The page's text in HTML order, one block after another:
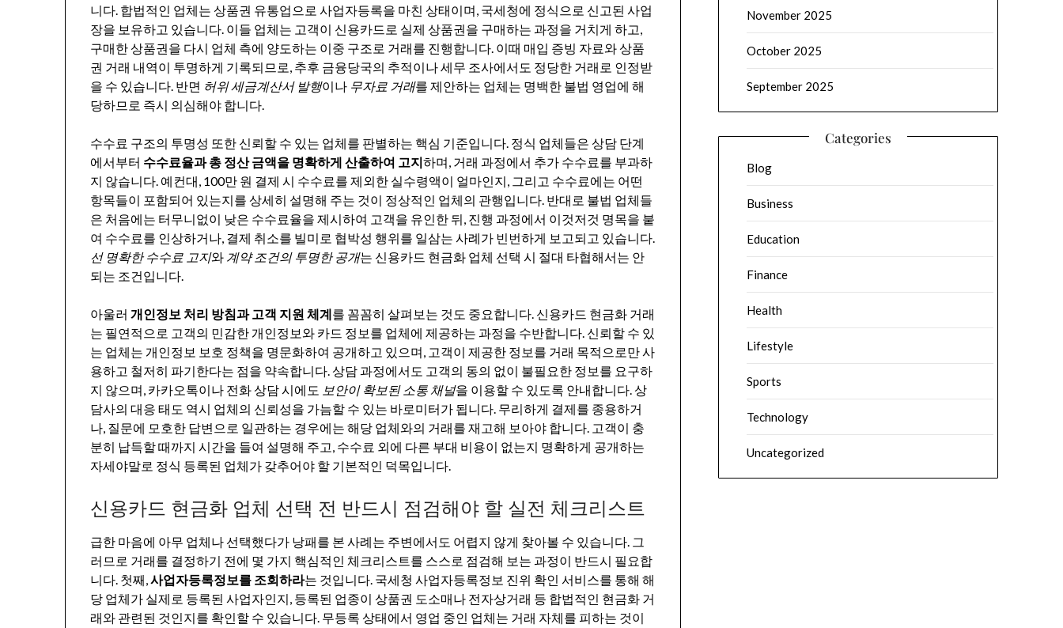
니다. 합법적인 업체는 상품권 유통업으로 사업자등록을 마친 상태이며, 국세청에 정식으로 신고된 사업
장을 보유하고 있습니다. 이들 업체는 고객이 신용카드로 실제 상품권을 구매하는 과정을 거치게 하고,
구매한 상품권을 다시 업체 측에 양도하는 이중 구조로 거래를 진행합니다. 이때 매입 증빙 자료와 상품
권 거래 내역이 투명하게 기록되므로, 추후 금융당국의 추적이나 세무 조사에서도 정당한 거래로 인정받
을 수 있습니다. 반면 허위 세금계산서 발행이나 무자료 거래를 제안하는 업체는 명백한 불법 영업에 해
당하므로 즉시 의심해야 합니다.
수수료 구조의 투명성 또한 신뢰할 수 있는 업체를 판별하는 핵심 기준입니다. 정식 업체들은 상담 단계
에서부터 수수료율과 총 정산 금액을 명확하게 산출하여 고지하며, 거래 과정에서 추가 수수료를 부과하
지 않습니다. 예컨대, 100만 원 결제 시 수수료를 제외한 실수령액이 얼마인지, 그리고 수수료에는 어떤
항목들이 포함되어 있는지를 상세히 설명해 주는 것이 정상적인 업체의 관행입니다. 반대로 불법 업체들
은 처음에는 터무니없이 낮은 수수료율을 제시하여 고객을 유인한 뒤, 진행 과정에서 이것저것 명목을 붙
여 수수료를 인상하거나, 결제 취소를 빌미로 협박성 행위를 일삼는 사례가 빈번하게 보고되고 있습니다.
선 명확한 수수료 고지와 계약 조건의 투명한 공개는 신용카드 현금화 업체 선택 시 절대 타협해서는 안
되는 조건입니다.
아울러개인정보 처리 방침과 고객 지원 체계를 꼼꼼히 살펴보는 것도 중요합니다. 신용카드 현금화 거래
는 필연적으로 고객의 민감한 개인정보와 카드 정보를 업체에 제공하는 과정을 수반합니다. 신뢰할 수 있
는 업체는 개인정보 보호 정책을 명문화하여 공개하고 있으며, 고객이 제공한 정보를 거래 목적으로만 사
용하고 철저히 파기한다는 점을 약속합니다. 상담 과정에서도 고객의 동의 없이 불필요한 정보를 요구하
지 않으며, 카카오톡이나 전화 상담 시에도 보안이 확보된 소통 채널을 이용할 수 있도록 안내합니다. 상
담사의 대응 태도 역시 업체의 신뢰성을 가늠할 수 있는 바로미터가 됩니다. 무리하게 결제를 종용하거
나, 질문에 모호한 답변으로 일관하는 경우에는 해당 업체와의 거래를 재고해 보아야 합니다. 고객이 충
분히 납득할 때까지 시간을 들여 설명해 주고, 수수료 외에 다른 부대 비용이 없는지 명확하게 공개하는
자세야말로 정식 등록된 업체가 갖추어야 할 기본적인 덕목입니다.
신용카드 현금화 업체 선택 전 반드시 점검해야 할 실전 체크리스트
급한 마음에 아무 업체나 선택했다가 낭패를 본 사례는 주변에서도 어렵지 않게 찾아볼 수 있습니다. 그
러므로 거래를 결정하기 전에 몇 가지 핵심적인 체크리스트를 스스로 점검해 보는 과정이 반드시 필요합
니다. 첫째,사업자등록정보를 조회하라는 것입니다. 국세청 사업자등록정보 진위 확인 서비스를 통해 해
당 업체가 실제로 등록된 사업자인지, 등록된 업종이 상품권 도소매나 전자상거래 등 합법적인 현금화 거
래와 관련된 것인지를 확인할 수 있습니다. 무등록 상태에서 영업 중인 업체는 거래 자체를 피하는 것이
November 2025
October 2025
September 2025
Categories
Blog
Business
Education
Finance
Health
Lifestyle
Sports
Technology
Uncategorized